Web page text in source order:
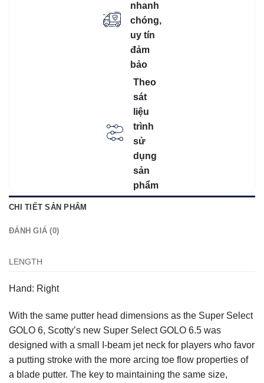
nhanh
chóng,
uy tín
đảm
bảo
Theo
sát
liệu
trình
sử
dụng
sản
phẩm
CHI TIẾT SẢN PHẨM
ĐÁNH GIÁ (0)
LENGTH
Hand: Right
With the same putter head dimensions as the Super Select
GOLO 6, Scotty’s new Super Select GOLO 6.5 was
designed with a small I-beam jet neck for players who favor
a putting stroke with the more arcing toe flow properties of
a blade putter. The key to maintaining the same size,